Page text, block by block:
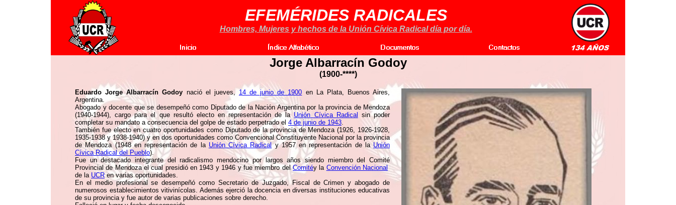
EFEMÉRIDES RADICALES
Hombres, Mujeres y hechos de la Unión Cívica Radical día por día.
Jorge Albarracín Godoy
(1900-****)
Eduardo Jorge Albarracín Godoy nació el jueves, 14 de junio de 1900 en La Plata, Buenos Aires,
Argentina.
Abogado y docente que se desempeñó como Diputado de la Nación Argentina por la provincia de Mendoza
(1940-1944), cargo para el que resultó electo en representación de la Unión Cívica Radical sin poder
completar su mandato a consecuencia del golpe de estado perpetrado el 4 de junio de 1943.
También fue electo en cuatro oportunidades como Diputado de la provincia de Mendoza (1926, 1926-1928,
1935-1938 y 1938-1940) y en dos oportunidades como Convencional Constituyente Nacional por la provincia
de Mendoza (1948 en representación de la Unión Cívica Radicaly 1957 en representación de laUnión
Cívica Radical del Pueblo).
Fue un destacado integrante del radicalismo mendocino por largos años siendo miembro del Comité
Provincial de Mendoza el cual presidió en 1943 y 1946 y fue miembro delComitéy la Convención Nacional
de la UCRen varias oportunidades.
En el medio profesional se desempeñó como Secretario de Juzgado, Fiscal de Crimen y abogado de
numerosos establecimientos vitivinícolas. Además ejerció la docencia en diversas instituciones educativas
de su provincia y fue autor de varias publicaciones sobre derecho.